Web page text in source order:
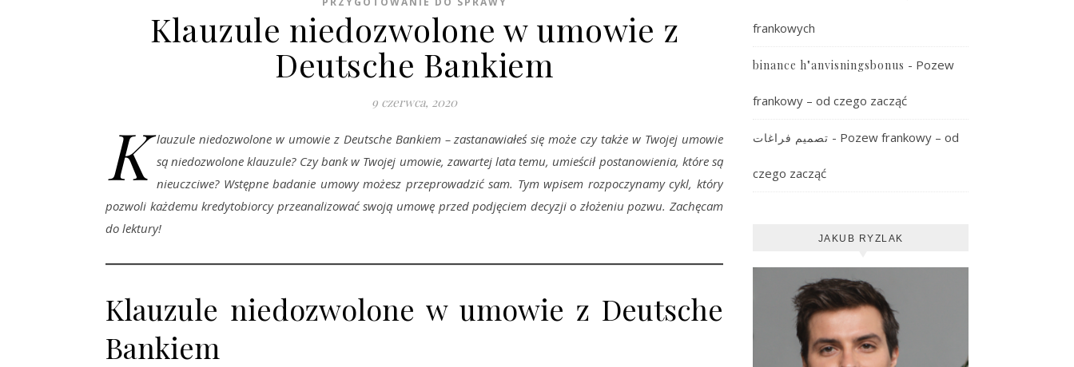
Klauzule niedozwolone w umowie z
Deutsche Bankiem
9 czerwca, 2020
K lauzule niedozwolone w umowie z Deutsche Bankiem – zastanawiałeś się może czy także w Twojej umowie
są niedozwolone klauzule? Czy bank w Twojej umowie, zawartej lata temu, umieścił postanowienia, które są
nieuczciwe? Wstępne badanie umowy możesz przeprowadzić sam. Tym wpisem rozpoczynamy cykl, który
pozwoli każdemu kredytobiorcy przeanalizować swoją umowę przed podjęciem decyzji o złożeniu pozwu. Zachęcam
do lektury!
Klauzule niedozwolone w umowie z Deutsche
Bankiem
frankowych
binance h"anvisningsbonus - Pozew
frankowy – od czego zacząć
تصميم فراغات - Pozew frankowy – od
czego zacząć
JAKUB RYZLAK